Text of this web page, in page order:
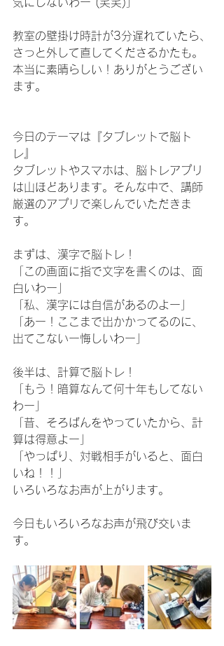
教室の壁掛け時計が3分遅れていたら、
さっと外して直してくださるかたも。
本当に素晴らしい！ありがとうござい
ます。
今日のテーマは『タブレットで脳ト
レ』
タブレットやスマホは、脳トレアプリ
は山ほどあります。そんな中で、講師
厳選のアプリで楽しんでいただきま
す。
まずは、漢字で脳トレ！
「この画面に指で文字を書くのは、面
白いわー」
「私、漢字には自信があるのよー」
「あー！ここまで出かかってるのに、
出てこないー悔しいわー」
後半は、計算で脳トレ！
「もう！暗算なんて何十年もしてない
わー」
「昔、そろばんをやっていたから、計
算は得意よー」
「やっぱり、対戦相手がいると、面白
いね！！」
いろいろなお声が上がります。
今日もいろいろなお声が飛び交いま
す。